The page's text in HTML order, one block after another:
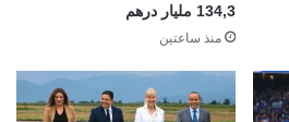
134,3 مليار درهم
منذ ساعتين